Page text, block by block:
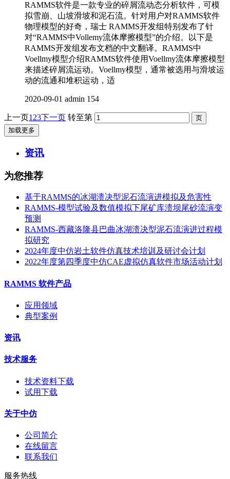
RAMMS软件是一款专业的碎屑流动态分析软件，可模
拟雪崩、山坡滑坡和泥石流。针对用户对RAMMS软件
物理模型的好奇，瑞士 RAMMS开发组特别发布了针
对“RAMMS中Vollemy流体摩擦模型”的介绍。以下是
RAMMS开发组发布文档的中文翻译。RAMMS中
Voellmy模型介绍RAMMS软件使用Voellmy流体摩擦模型
来描述碎屑流运动。Voellmy模型，通常被选用与滑坡运
动的流通和堆积运动，适
2020-09-01 admin 154
上一页1 23下一页 转至第
加载更多
资讯
为您推荐
基于RAMMS的冰湖溃决型泥石流演进模拟及危害性
RAMMS-模型试验及数值模拟下尾矿库溃坝尾砂流演变
预测
RAMMS-西藏洛隆县巴曲冰湖溃决型泥石流演进过程模
拟研究
2024年度中仿岩土软件仿真技术培训及研讨会计划
2022年度第四季度中仿CAE虚拟仿真软件市场活动计划
RAMMS 软件产品
应用领域
典型案例
资讯
技术服务
技术资料下载
试用下载
关于中仿
公司简介
在线留言
联系我们
服务热线